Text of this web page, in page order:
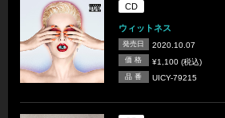
CD
ウィットネス
発売日 2020.10.07
価 格 ¥1,100 (税込)
品 番 UICY-79215